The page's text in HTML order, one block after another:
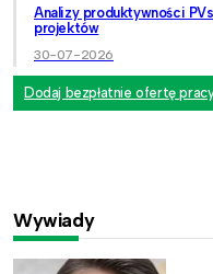
Analizy produktywności
projektów
30-07-2026
Dodaj bezpłatnie ofertę
Wywiady